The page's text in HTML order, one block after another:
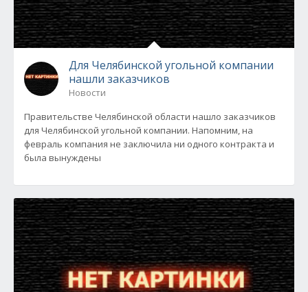
Для Челябинской угольной компании
нашли заказчиков
Новости
Правительстве Челябинской области нашло заказчиков
для Челябинской угольной компании. Напомним, на
февраль компания не заключила ни одного контракта и
была вынуждены